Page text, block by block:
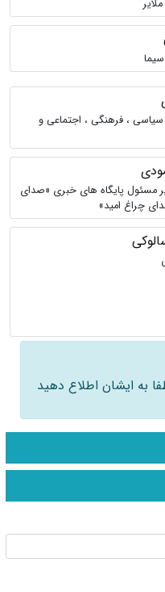
، فرهنگی ، اجتماعی و
مسئول پایگاه های خبری «صدای
چراغ امید»
به ایشان اطلاع دهید